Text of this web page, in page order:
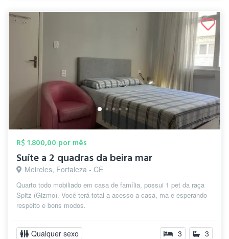
R$ 1.800,00 por mês
Suíte a 2 quadras da beira mar
Meireles, Fortaleza - CE
Quarto todo mobiliado em casa de família, possui 1 pet da raça
Spitz (Gizmo). Você terá total a acesso a casa, ma e esperando
respeito e bons modos.
Qualquer sexo 3 3